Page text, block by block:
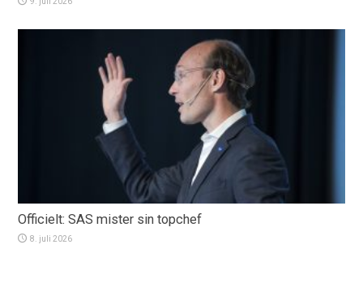
Officielt: SAS mister sin topchef
8. juli 2026